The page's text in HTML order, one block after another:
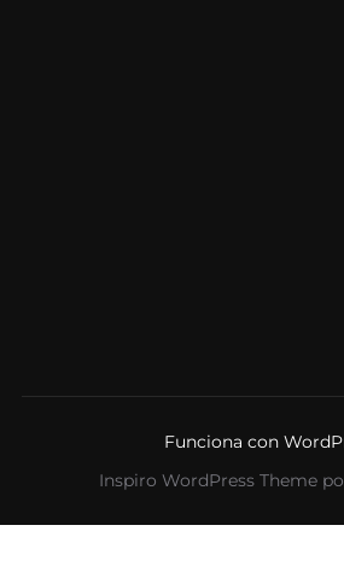
Funciona con
Inspiro WordPress Theme